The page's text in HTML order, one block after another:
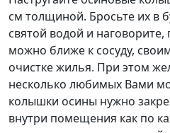
см толщиной. Бросьте их в
святой водой и
можно ближе к сосуду,
очистке жилья. При этом
несколько любимых Вами
колышки осины нужно
внутри помещения как по